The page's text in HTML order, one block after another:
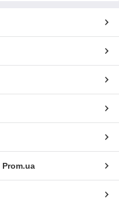
Prom.ua